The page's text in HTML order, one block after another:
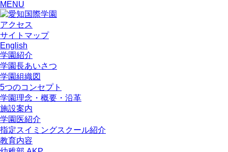
MENU
アクセス
サイトマップ
English
学園紹介
学園長あいさつ
学園組織図
5つのコンセプト
学園理念・概要・沿革
施設案内
学園医紹介
指定スイミングスクール紹介
教育内容